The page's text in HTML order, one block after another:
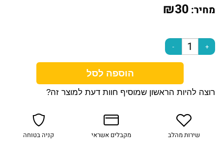
מחיר: ₪30
הוספה לסל
רוצה להיות הראשון שמוסיף חוות דעת למוצר זה?
שירות מהלב מקבלים אשראי קניה בטוחה